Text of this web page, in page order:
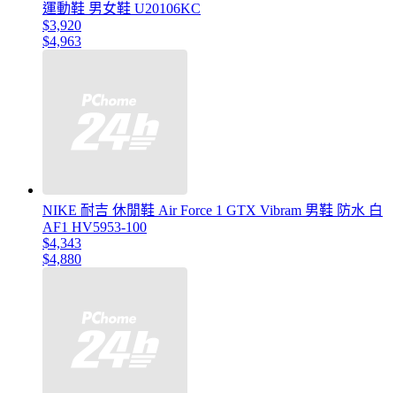
運動鞋 男女鞋 U20106KC
$3,920
$4,963
NIKE 耐吉 休閒鞋 Air Force 1 GTX Vibram 男鞋 防水 白
AF1 HV5953-100
$4,343
$4,880